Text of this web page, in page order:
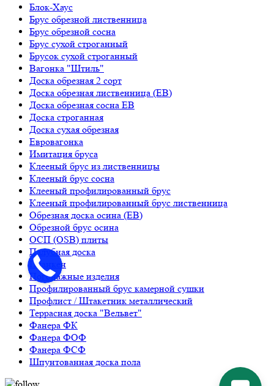
Блок-Хаус
Брус обрезной лиственница
Брус обрезной сосна
Брус сухой строганный
Брусок сухой строганный
Вагонка "Штиль"
Доска обрезная 2 сорт
Доска обрезная лиственница (ЕВ)
Доска обрезная сосна ЕВ
Доска строганная
Доска сухая обрезная
Евровагонка
Имитация бруса
Клееный брус из лиственницы
Клееный брус сосна
Клееный профилированный брус
Клееный профилированный брус лиственница
Обрезная доска осина (ЕВ)
Обрезной брус осина
ОСП (OSB) плиты
Палубная доска
Планкен
Погонажные изделия
Профилированный брус камерной сушки
Профлист / Штакетник металлический
Террасная доска "Вельвет"
Фанера ФК
Фанера ФОФ
Фанера ФСФ
Шпунтованная доска пола